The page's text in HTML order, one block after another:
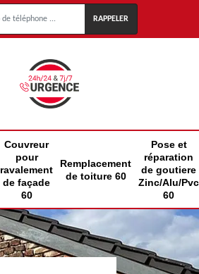
Couvreur
pour
ravalement
de façade
60
Remplacement
de toiture 60
Pose et
réparation
de goutiere
Zinc/Alu/Pvc
60